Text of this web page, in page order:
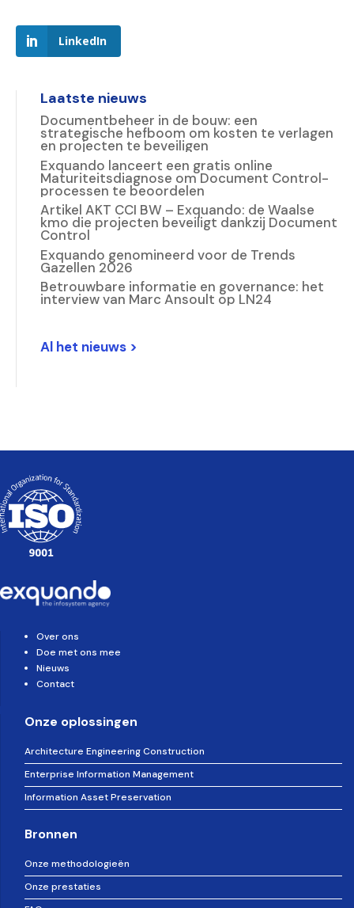
LinkedIn
Laatste nieuws
Documentbeheer in de bouw: een
strategische hefboom om kosten te verlagen
en projecten te beveiligen
Exquando lanceert een gratis online
Maturiteitsdiagnose om Document Control-
processen te beoordelen
Artikel AKT CCI BW – Exquando: de Waalse
kmo die projecten beveiligt dankzij Document
Control
Exquando genomineerd voor de Trends
Gazellen 2026
Betrouwbare informatie en governance: het
interview van Marc Ansoult op LN24
Al het nieuws >
Over ons
Doe met ons mee
Nieuws
Contact
Onze oplossingen
Architecture Engineering Construction
Enterprise Information Management
Information Asset Preservation
Bronnen
Onze methodologieën
Onze prestaties